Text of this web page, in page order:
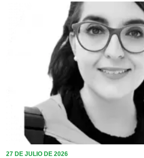
27 DE JULIO DE 2026